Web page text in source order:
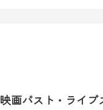
映画パスト・ライ